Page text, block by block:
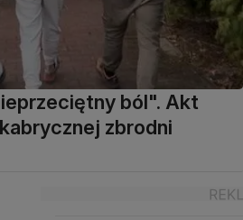
ból". Akt
zbrodni